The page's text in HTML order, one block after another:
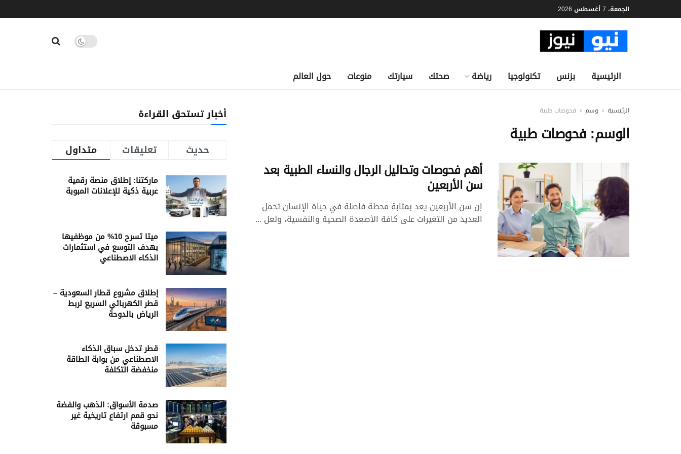
الجمعة، 7 أغسطس 2026
الرئيسية بزنس تكنولوجيا رياضة صحتك سيارتك منوعات حول العالم
الرئيسية وسم فحوصات طبية
الوسم: فحوصات طبية
أهم فحوصات وتحاليل الرجال والنساء الطبية بعد
سن الأربعين
إن سن الأربعين يعد بمثابة محطة فاصلة في حياة الإنسان تحمل
العديد من التغيرات على كافة الأصعدة الصحية والنفسية، ولعل ...
أخبار تستحق القراءة
متداول تعليقات حديث
ماركتنا: إطلاق منصة رقمية
عربية ذكية للإعلانات المبوبة
ميتا تسرح 10% من موظفيها
بهدف التوسع في استثمارات
الذكاء الاصطناعي
إطلاق مشروع قطار السعودية –
قطر الكهربائي السريع لربط
الرياض بالدوحة
قطر تدخل سباق الذكاء
الاصطناعي من بوابة الطاقة
منخفضة التكلفة
صدمة الأسواق: الذهب والفضة
نحو قمم ارتفاع تاريخية غير
مسبوقة